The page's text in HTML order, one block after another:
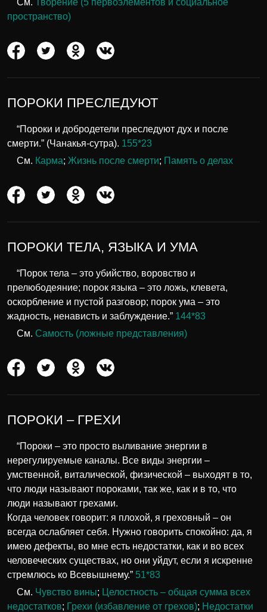
См.
Творение (5 первоэлементов и социальное
пространство)
ПОРОКИ ПРЕСЛЕДУЮТ
“Пороки и добродетели преследуют дух и после
смерти.” (Чанакья-сутра). 155*23
См. Карма; Жизнь после смерти; Память о делах
ПОРОКИ ТЕЛА, ЯЗЫКА И УМА
“Порок тела – это убийство, воровство и
прелюбодеяние; порок языка – это ложь, клевета,
оскорбление и пустой разговор; порок ума – это
жадность, ненависть и заблуждение.” 144*83
См. Самость (ложные представления)
ПОРОКИ – ГРЕХИ
“Пороки – это просто выливание энергии в
нерегулируемые каналы. Все виды энергии –
умственной, виталической, физической – выходят в то,
что люди называют пороками, так же, как и в то, что
люди называют грехами.
Когда человек говорит: я плохой, я греховный – он
всегда ослабляет себя. Нужно говорить спокойно: да, я
имею дефекты, во мне есть недостатки, как и во всех
человеческих существах, но они уйдут, если я искренне
стремлюсь ко Всевышнему.” 51*83
См. Чувство вины; Целостность – общая сумма всех
недостатков; Грехи (избавление от грехов); Недостатки